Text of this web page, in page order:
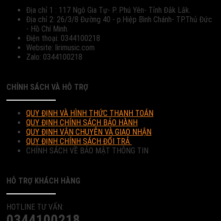
Địa chỉ 1 : 117 Ngô Gia Tự- P. Phú Yên- Tỉnh Đắk Lắk.
Địa chỉ 2: 26/3/8 Đường 40 - p.Hiệp Bình Chánh- TP.Thủ Đức
- Hồ Chí Minh.
Điện thoại: 0344100218
Website: lirimusic.com
Zalo: 0344100218
CHÍNH SÁCH VÀ HỖ TRỢ
QUY ĐỊNH VÀ HÌNH THỨC THANH TOÁN
QUY ĐỊNH CHÍNH SÁCH BẢO HÀNH
QUY ĐỊNH VẬN CHUYỄN VÀ GIAO NHẬN
QUY ĐỊNH CHÍNH SÁCH ĐỔI TRẢ
CHÍNH SÁCH VỀ BẢO MẬT THÔNG TIN
HỖ TRỢ KHÁCH HÀNG
HOTLINE TƯ VẤN: